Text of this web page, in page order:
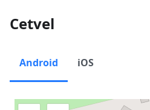
Cetvel
Android iOS